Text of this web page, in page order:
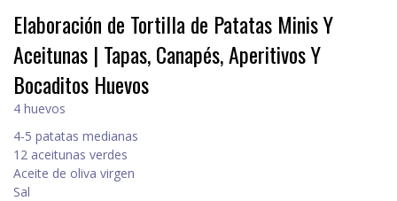
Elaboración de Tortilla de Patatas Minis Y
Aceitunas | Tapas, Canapés, Aperitivos Y
Bocaditos Huevos
4 huevos
4-5 patatas medianas
12 aceitunas verdes
Aceite de oliva virgen
Sal